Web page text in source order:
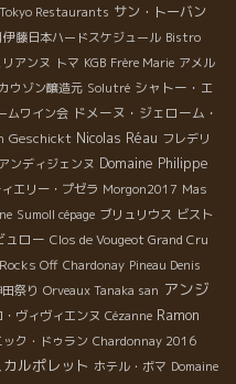
Tokyo Restaurants サン・トーバン
藤日本ハードスケジュール Bistro
アンヌ トマ KGB Frère Marie アメル
カウゾン醸造元 Solutré シャトー・エ
ムワイン会 ドメーヌ・ジェローム・
Geschickt Nicolas Réau フレデリ
アンディジェンヌ Domaine Philippe
エリー・プゼラ Morgon2017 Mas
Sumoll cépage ブリュリウス ビスト
ュロー Clos de Vougeot Grand Cru
Off Chardonay Pineau Denis
祭り Orveaux Tanaka san アンジ
・ヴィヴィエンヌ Cézanne Ramon
ク・ドゥラン Chardonnay 2016
カルポレット ホテル・ボマ Domaine